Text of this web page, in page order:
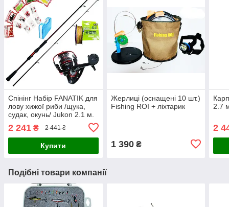
Спінінг Набір FANATIK для
лову хижої риби /щука,
судак, окунь/ Jukon 2.1 м.
2 241 ₴ 2 441 ₴
Купити
Жерлиці (оснащені 10 шт.)
Fishing ROI + ліхтарик
1 390₴
2.7
2
Подібні товари компанії